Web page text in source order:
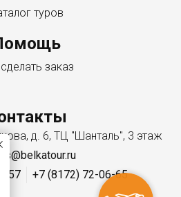
туров
заказ
д. 6, ТЦ "Шанталь", 3 этаж
57
+7 (8172) 72-06-65